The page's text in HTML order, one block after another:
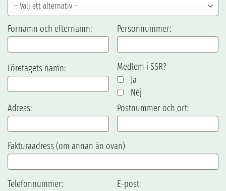
Förnamn och efternamn: Personnummer:
Företagets namn:
Medlem i SSR?
Ja
Nej
Adress:
Postnummer och ort:
Fakturaadress (om annan än ovan)
Telefonnummer: E-post: